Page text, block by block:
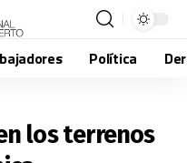
Política
los terrenos